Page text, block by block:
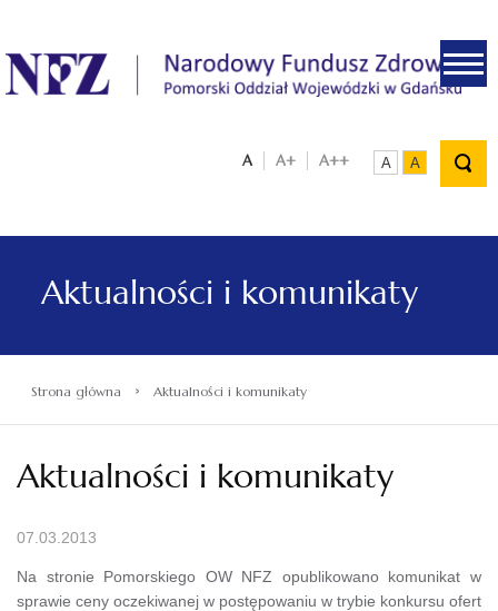
.
A A+ A++ A A
Aktualności i komunikaty
Strona główna › Aktualności i komunikaty
Aktualności i komunikaty
07.03.2013
Na stronie Pomorskiego OW NFZ opublikowano komunikat w
sprawie ceny oczekiwanej w postępowaniu w trybie konkursu ofert